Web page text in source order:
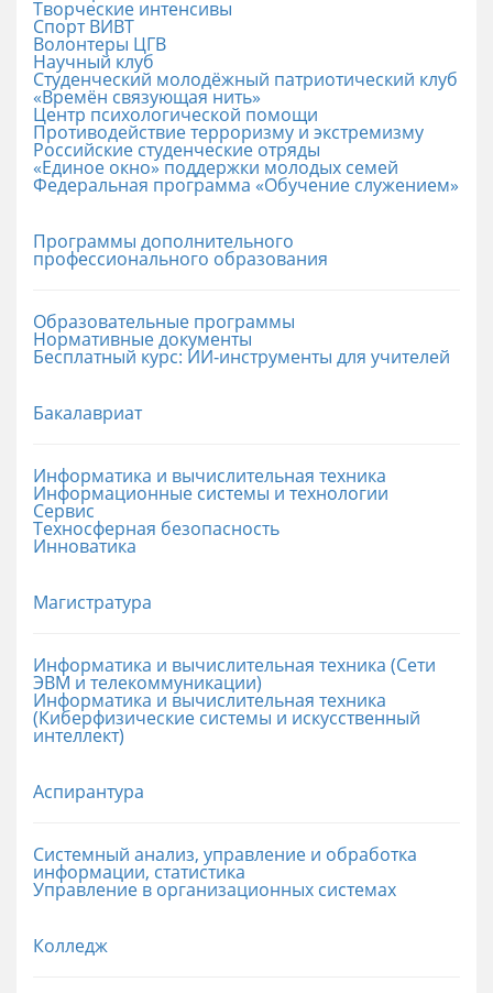
Творческие интенсивы
Спорт ВИВТ
Волонтеры ЦГВ
Научный клуб
Студенческий молодёжный патриотический клуб
«Времён связующая нить»
Центр психологической помощи
Противодействие терроризму и экстремизму
Российские cтуденческие отряды
«Единое окно» поддержки молодых семей
Федеральная программа «Обучение служением»
Программы дополнительного
профессионального образования
Образовательные программы
Нормативные документы
Бесплатный курс: ИИ‑инструменты для учителей
Бакалавриат
Информатика и вычислительная техника
Информационные системы и технологии
Сервис
Техносферная безопасность
Инноватика
Магистратура
Информатика и вычислительная техника (Сети
ЭВМ и телекоммуникации)
Информатика и вычислительная техника
(Киберфизические системы и искусственный
интеллект)
Аспирантура
Системный анализ, управление и обработка
информации, статистика
Управление в организационных системах
Колледж